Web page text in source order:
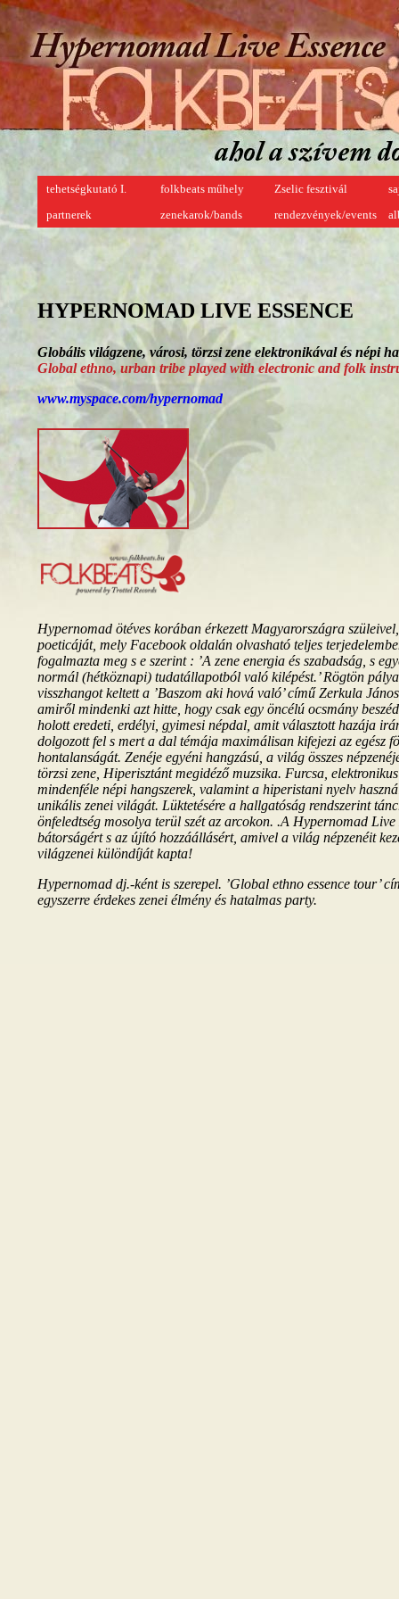
tehetségkutató I. folkbeats műhely Zselic fesztivál
partnerek
zenekarok/bands rendezvények/events
HYPERNOMAD LIVE ESSENCE
Globális világzene, városi, törzsi zene elektronikával és népi
Global ethno, urban tribe played with electronic and folk
www.myspace.com/hypernomad
Hypernomad ötéves korában érkezett Magyarországra
poeticáját, mely Facebook oldalán olvasható teljes
fogalmazta meg s e szerint : ’A zene energia és szabadság, s
normál (hétköznapi) tudatállapotból való kilépést.’ Rögtön
visszhangot keltett a ’Baszom aki hová való’ című Zerkula
amiről mindenki azt hitte, hogy csak egy öncélú ocsmány
holott eredeti, erdélyi, gyimesi népdal, amit választott hazája
dolgozott fel s mert a dal témája maximálisan kifejezi az egész
hontalanságát. Zenéje egyéni hangzású, a világ összes
törzsi zene, Hiperisztánt megidéző muzsika. Furcsa,
mindenféle népi hangszerek, valamint a hiperistani nyelv
unikális zenei világát. Lüktetésére a hallgatóság rendszerint
önfeledtség mosolya terül szét az arcokon. .A Hypernomad Live
bátorságért s az újító hozzáállásért, amivel a világ népzenéit
világzenei különdíját kapta!
Hypernomad dj.-ként is szerepel. ’Global ethno essence tour’
egyszerre érdekes zenei élmény és hatalmas party.